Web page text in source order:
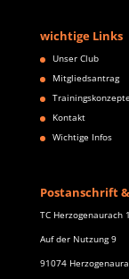
wichtige Links
Unser Club
Mitgliedsantrag
Trainingskonzepte
Kontakt
Wichtige Infos
Postanschrift
TC Herzogenaurach
Auf der Nutzung 9
91074